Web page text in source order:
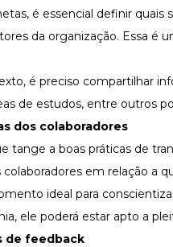
é essencial definir quais
da organização. Essa é
é preciso compartilhar
de estudos, entre outros
dos colaboradores
tange a boas práticas de
colaboradores em relação a
ideal para
ele poderá estar apto a
de feedback